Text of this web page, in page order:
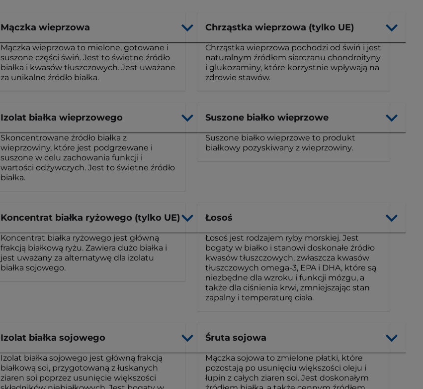
Mączka wieprzowa
Mączka wieprzowa to mielone, gotowane i
suszone części świń. Jest to świetne źródło
białka i kwasów tłuszczowych. Jest uważane
za unikalne źródło białka.
Chrząstka wieprzowa (tylko UE)
Chrząstka wieprzowa pochodzi od świń i jest
naturalnym źródłem siarczanu chondroityny
i glukozaminy, które korzystnie wpływają na
zdrowie stawów.
Izolat białka wieprzowego
Skoncentrowane źródło białka z
wieprzowiny, które jest podgrzewane i
suszone w celu zachowania funkcji i
wartości odżywczych. Jest to świetne źródło
białka.
Suszone białko wieprzowe
Suszone białko wieprzowe to produkt
białkowy pozyskiwany z wieprzowiny.
Koncentrat białka ryżowego (tylko UE)
Koncentrat białka ryżowego jest główną
frakcją białkową ryżu. Zawiera dużo białka i
jest uważany za alternatywę dla izolatu
białka sojowego.
Łosoś
Łosoś jest rodzajem ryby morskiej. Jest
bogaty w białko i stanowi doskonałe źródło
kwasów tłuszczowych, zwłaszcza kwasów
tłuszczowych omega-3, EPA i DHA, które są
niezbędne dla wzroku i funkcji mózgu, a
także dla ciśnienia krwi, zmniejszając stan
zapalny i temperaturę ciała.
Izolat białka sojowego
Izolat białka sojowego jest główną frakcją
białkową soi, przygotowaną z łuskanych
ziaren soi poprzez usunięcie większości
Śruta sojowa
Mączka sojowa to zmielone płatki, które
pozostają po usunięciu większości oleju i
łupin z całych ziaren soi. Jest doskonałym